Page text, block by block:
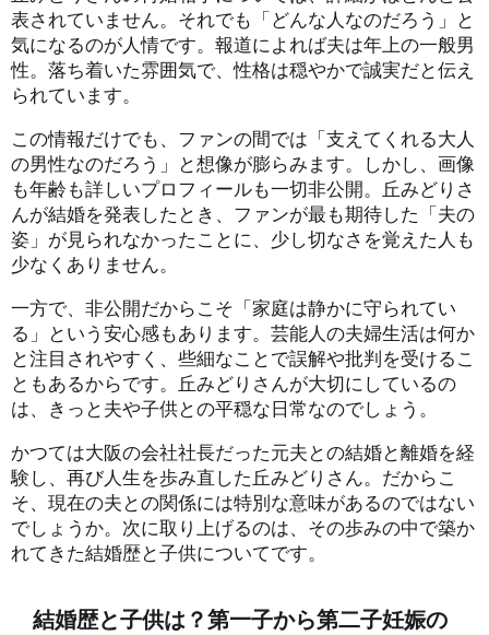
表されていません。それでも「どんな人なのだろう」と
気になるのが人情です。報道によれば夫は年上の一般男
性。落ち着いた雰囲気で、性格は穏やかで誠実だと伝え
られています。
この情報だけでも、ファンの間では「支えてくれる大人
の男性なのだろう」と想像が膨らみます。しかし、画像
も年齢も詳しいプロフィールも一切非公開。丘みどりさ
んが結婚を発表したとき、ファンが最も期待した「夫の
姿」が見られなかったことに、少し切なさを覚えた人も
少なくありません。
一方で、非公開だからこそ「家庭は静かに守られてい
る」という安心感もあります。芸能人の夫婦生活は何か
と注目されやすく、些細なことで誤解や批判を受けるこ
ともあるからです。丘みどりさんが大切にしているの
は、きっと夫や子供との平穏な日常なのでしょう。
かつては大阪の会社社長だった元夫との結婚と離婚を経
験し、再び人生を歩み直した丘みどりさん。だからこ
そ、現在の夫との関係には特別な意味があるのではない
でしょうか。次に取り上げるのは、その歩みの中で築か
れてきた結婚歴と子供についてです。
結婚歴と子供は？第一子から第二子妊娠の